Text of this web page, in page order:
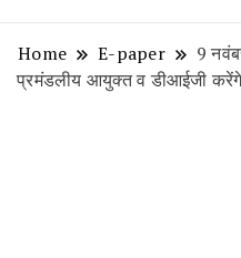
Home E-paper
9
प्रमंडलीय आयुक्त व डीआईजी करेंगे